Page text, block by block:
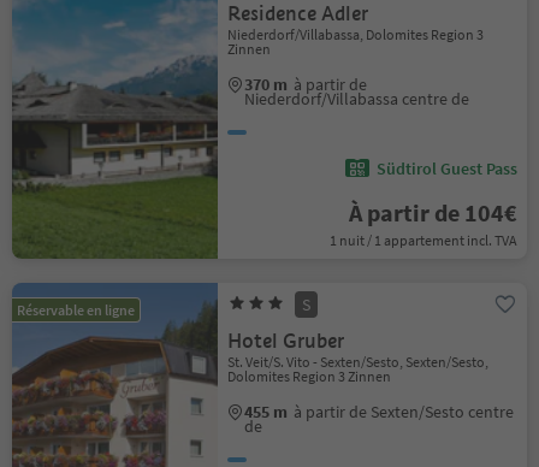
Residence Adler
Niederdorf/Villabassa, Dolomites Region 3
Zinnen
370 m à partir de
Niederdorf/Villabassa centre de
Südtirol Guest Pass
À partir de 104€
1 nuit / 1 appartement incl. TVA
Réservable en ligne S
Hotel Gruber
St. Veit/S. Vito - Sexten/Sesto, Sexten/Sesto,
Dolomites Region 3 Zinnen
455 m à partir de Sexten/Sesto centre
de